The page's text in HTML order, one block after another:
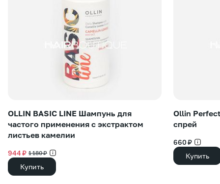
OLLIN BASIC LINE Шампунь для
частого применения с экстрактом
листьев камелии
944 ₽ 1 180 ₽
Купить
Ollin
спрей
660 ₽
Купить